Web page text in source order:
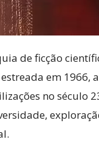
de ficção
em
no século